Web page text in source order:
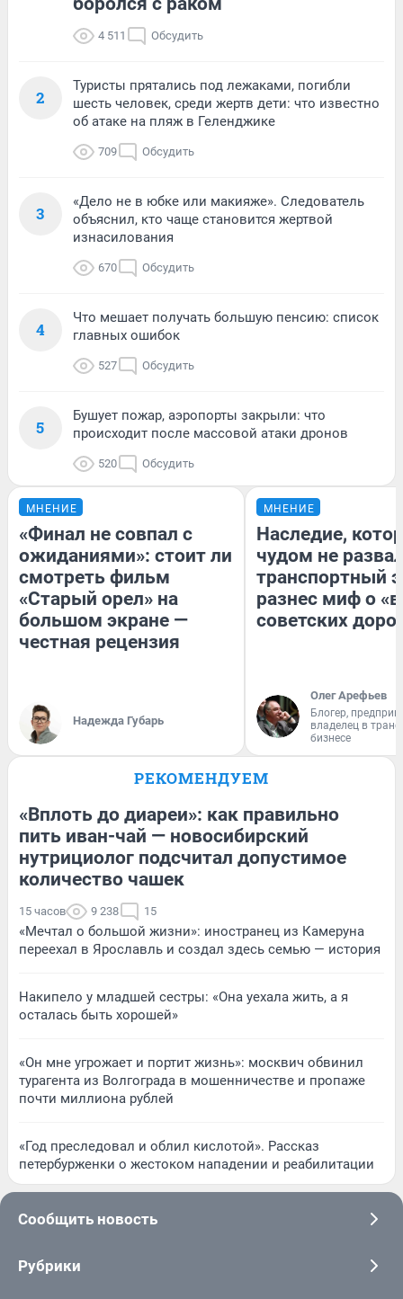
4 511 Обсудить
2
Туристы прятались под лежаками, погибли
шесть человек, среди жертв дети: что известно
об атаке на пляж в Геленджике
709 Обсудить
3
«Дело не в юбке или макияже». Следователь
объяснил, кто чаще становится жертвой
изнасилования
670 Обсудить
4
Что мешает получать большую пенсию: список
главных ошибок
527 Обсудить
5
Бушует пожар, аэропорты закрыли: что
происходит после массовой атаки дронов
520 Обсудить
МНЕНИЕ
«Финал не совпал с
ожиданиями»: стоит ли
смотреть фильм
«Старый орел» на
большом экране —
честная рецензия
Надежда Губарь
МНЕНИЕ
Наследие,
чудом не
транспортный
разнес миф о
советских
Олег Арефьев
Блогер,
владелец в
бизнесе
РЕКОМЕНДУЕМ
«Вплоть до диареи»: как правильно
пить иван-чай — новосибирский
нутрициолог подсчитал допустимое
количество чашек
15 часов 9 238 15
«Мечтал о большой жизни»: иностранец из Камеруна
переехал в Ярославль и создал здесь семью — история
Накипело у младшей сестры: «Она уехала жить, а я
осталась быть хорошей»
«Он мне угрожает и портит жизнь»: москвич обвинил
турагента из Волгограда в мошенничестве и пропаже
почти миллиона рублей
«Год преследовал и облил кислотой». Рассказ
петербурженки о жестоком нападении и реабилитации
Сообщить новость
Рубрики